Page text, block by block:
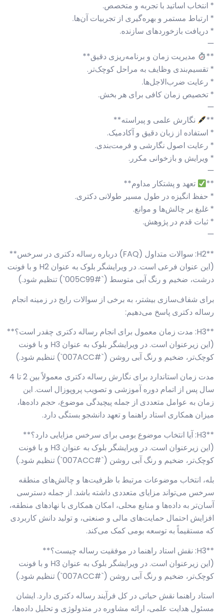
* انتخاب اساتید با تجربه و متخصص.
* ارتباط مستمر و بهره‌گیری از تجربیات آن‌ها.
* دریافت بازخوردهای سازنده.
—
**
مدیریت زمان و برنامه‌ریزی دقیق**
* تقسیم‌بندی وظایف به مراحل کوچک‌تر.
* رعایت ضرب‌الاجل‌ها.
* تخصیص زمان کافی برای هر بخش.
—
**
نگارش علمی و پیراسته**
* استفاده از زبان دقیق و آکادمیک.
* رعایت اصول نگارشی و فرمت‌بندی.
* ویرایش و بازخوانی مکرر.
—
**
تعهد و پشتکار مداوم**
* حفظ انگیزه در طول مسیر طولانی دکتری.
* غلبغ بر چالش‌ها و موانع.
* ثبات قدم در پژوهش.
—
**H2: سوالات متداول (FAQ) درباره رساله دکتری در سرخس**
(این عنوان فرعی است. در ویرایشگر بلوک به عنوان H2 و با فونت
درشت، ضخیم و رنگ آبی متوسط (`#005C99`) تنظیم شود.)
برای شفاف‌سازی بیشتر، به برخی از سوالات رایج در زمینه انجام
رساله دکتری پاسخ می‌دهیم:
**H3: مدت زمان معمول برای انجام رساله دکتری چقدر است؟**
(این زیرعنوان است. در ویرایشگر بلوک به عنوان H3 و با فونت
کوچک‌تر، ضخیم و رنگ آبی روشن (`#007ACC`) تنظیم شود.)
مدت زمان استاندارد برای نگارش رساله دکتری معمولاً بین 2 تا 4
سال پس از اتمام دوره آموزشی و تصویب پروپوزال است. این
زمان به عوامل متعددی از جمله پیچیدگی موضوع، حجم داده‌ها،
میزان همکاری استاد راهنما و تعهد دانشجو بستگی دارد.
**H3: آیا انتخاب موضوع بومی برای سرخس مزایایی دارد؟**
(این زیرعنوان است. در ویرایشگر بلوک به عنوان H3 و با فونت
کوچک‌تر، ضخیم و رنگ آبی روشن (`#007ACC`) تنظیم شود.)
بله، انتخاب موضوعات مرتبط با ظرفیت‌ها و چالش‌های منطقه
سرخس می‌تواند مزایای متعددی داشته باشد. از جمله دسترسی
آسان‌تر به داده‌ها و منابع محلی، امکان همکاری با نهادهای منطقه،
افزایش احتمال حمایت‌های مالی و صنعتی، و تولید دانش کاربردی
که مستقیماً به توسعه بومی کمک می‌کند.
**H3: نقش استاد راهنما در موفقیت رساله چیست؟**
(این زیرعنوان است. در ویرایشگر بلوک به عنوان H3 و با فونت
کوچک‌تر، ضخیم و رنگ آبی روشن (`#007ACC`) تنظیم شود.)
استاد راهنما نقش حیاتی در کل فرآیند رساله دکتری دارد. ایشان
مسئول هدایت علمی، ارائه مشاوره در متدولوژی و تحلیل داده‌ها،